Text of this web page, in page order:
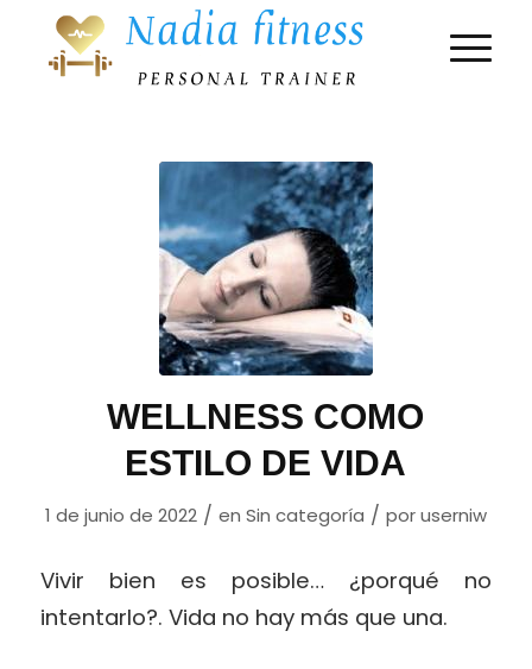
WELLNESS COMO
ESTILO DE VIDA
1 de junio de 2022 / en Sin categoría / poruserniw
Vivir bien es posible… ¿porqué no
intentarlo?. Vida no hay más que una.